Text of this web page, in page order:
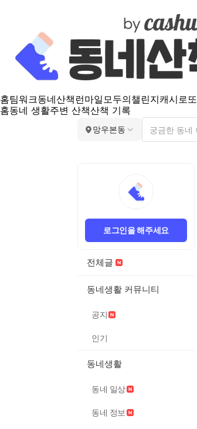
홈팀워크동네산책 런마일모두의챌린지캐시로또
홈동네 생활주변 산책산책 기록
망우본동
로그인을 해주세요
전체글
동네생활 커뮤니티
공지
인기
동네생활
동네 일상
동네 정보